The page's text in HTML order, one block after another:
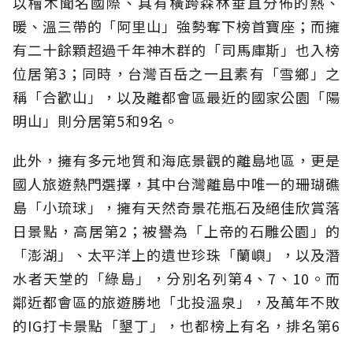
暖、溫三帶的「阿里山」強勢奪下榜首寶座；而擁
有二十餘顆超過千年神木群的「司馬庫斯」也入榜
位居第3；同時，台灣百岳之一且素有「雪鄉」之
稱「合歡山」，以及離都會區最近的國家公園「陽
明山」則分居第5和9名。
此外，擁有多元地質和海底景觀的離島地區，更是
國人旅遊熱門選擇，其中台灣離島中唯一的珊瑚礁
島「小琉球」，擁有天然奇景花瓶石及絕佳欣賞落
日景點，高居第2；被譽為「上帝的石雕公園」的
「澎湖」、太平洋上的遺世珍珠「蘭嶼」，以及潛
水者天堂的「綠島」，分別名列第4、7、10。而
鄰近都會區的旅遊勝地「北投溫泉」，及萬年不敗
的IG打卡景點「墾丁」，也都榜上有名，排名第6